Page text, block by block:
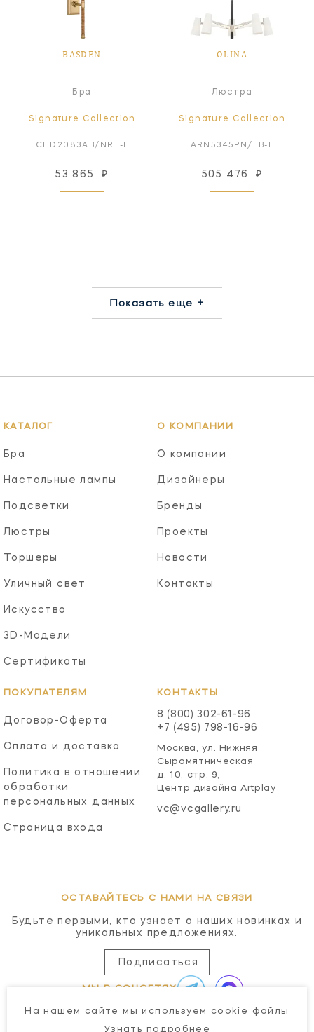
BASDEN
Бра
Signature Collection
CHD2083AB/NRT-L
53 865 ₽
OLINA
Люстра
Signature Collection
ARN5345PN/EB-L
505 476 ₽
Показать еще +
КАТАЛОГ
Бра
Настольные лампы
Подсветки
Люстры
Торшеры
Уличный свет
Искусство
3D-Модели
Сертификаты
О КОМПАНИИ
О компании
Дизайнеры
Бренды
Проекты
Новости
Контакты
ПОКУПАТЕЛЯМ
Договор-Оферта
Оплата и доставка
Политика в отношении
обработки
персональных данных
Страница входа
КОНТАКТЫ
8 (800) 302-61-96
+7 (495) 798-16-96
Москва, ул. Нижняя
Сыромятническая
д. 10, стр. 9,
Центр дизайна Artplay
vc@vcgallery.ru
ОСТАВАЙТЕСЬ С НАМИ НА СВЯЗИ
Будьте первыми, кто узнает о наших новинках и
уникальных предложениях.
Подписаться
МЫ В СОЦСЕТЯХ
На нашем сайте мы используем cookie файлы
Узнать подробнее